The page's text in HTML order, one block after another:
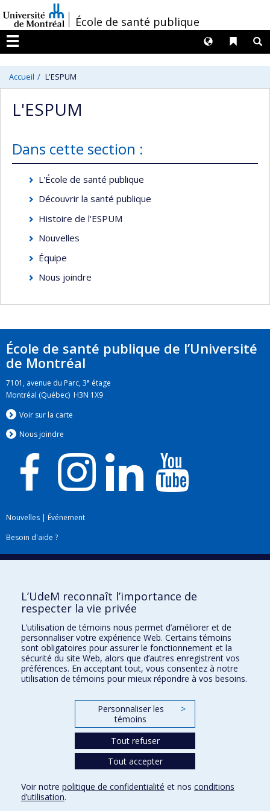
au
contenu
/École de santé publique
Menu
Liens
Langues
Accueil L'ESPUM
L'ESPUM
Dans cette section :
L'École de santé publique
Découvrir la santé publique
Histoire de l'ESPUM
Nouvelles
Équipe
Nous joindre
École de santé publique de l’Université
de Montréal
7101, avenue du Parc, 3e étage
Montréal (Québec) H3N 1X9
Voir sur la carte
Nous joindre
Nouvelles | Événement
Besoin d'aide ?
Plan du site|Accessibilité
Téléchargez les logos de l'ESPUM
Paramètres des témoins
L’UdeM reconnaît l’importance de
respecter la vie privée
L’utilisation de témoins nous permet d’améliorer et de
personnaliser votre expérience Web. Certains témoins
sont obligatoires pour assurer le fonctionnement et la
sécurité du site Web, alors que d’autres enregistrent vos
préférences. En acceptant tout, vous consentez à notre
utilisation de témoins pour mieux répondre à vos besoins.
Personnaliser les
témoins
>
Tout refuser
Tout accepter
Voir notre politique de confidentialité et nos conditions
d’utilisation.